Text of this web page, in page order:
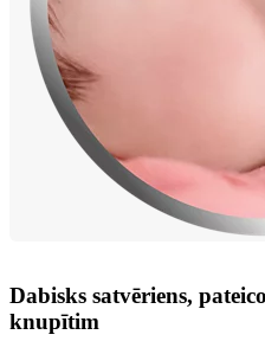
Dabisks satvēriens,
knupītim